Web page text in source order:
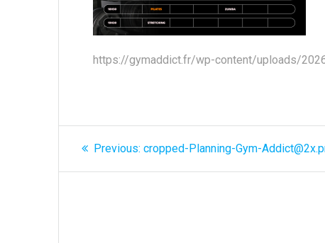
https://gymaddict.fr/wp-content/uploads/
Navigation
de
Previous: Previous
cropped-Planning-Gym-